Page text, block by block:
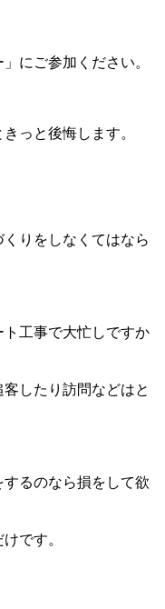
にご参加ください。
っと後悔します。
りをしなくてはなら
工事で大忙しですか
したり訪問などはと
るのなら損をして欲
です。